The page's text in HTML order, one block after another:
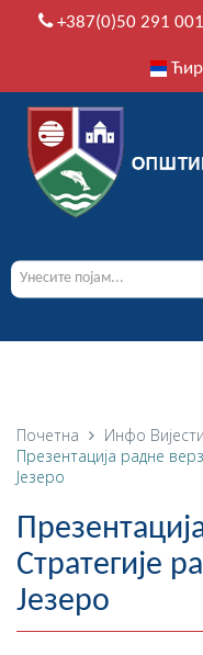
+387(0)50 291 001
Ћир
О
Историја
Географија
Насељена
Занимљивости
Почетна Инфо Вијести
Презентација радне
Језеро
Стратегије
Језеро